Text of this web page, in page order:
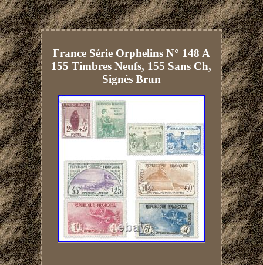
France Série Orphelins N° 148 A
155 Timbres Neufs, 155 Sans Ch,
Signés Brun